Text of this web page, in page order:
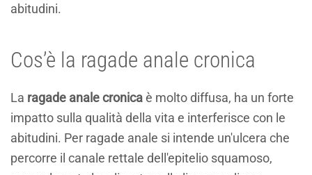
abitudini.
Cos’è la ragade anale cronica
La ragade anale cronicaè molto diffusa, ha un forte
impatto sulla qualità della vita e interferisce con le
abitudini. Per ragade anale si intende un'ulcera che
percorre il canale rettale dell'epitelio squamoso,